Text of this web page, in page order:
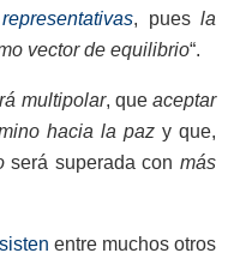
, pues la
vector de equilibrio“.
multipolar, que aceptar
hacia la paz y que,
será superada con más
entre muchos otros